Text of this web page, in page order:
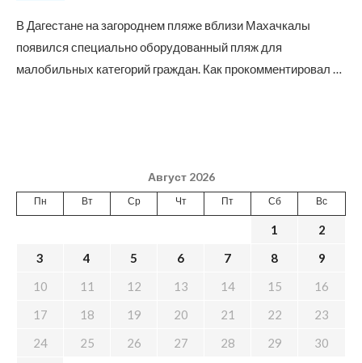
В Дагестане на загороднем пляже вблизи Махачкалы
появился специально оборудованный пляж для
малобильных категорий граждан. Как прокомментировал …
Август 2026
Пн Вт Ср Чт Пт Сб Вс
1
2
3
4 5 6 7 8
9
10
11 12 13 14 15
16
17
18 19 20 21 22
23
24
25 26 27 28 29
30